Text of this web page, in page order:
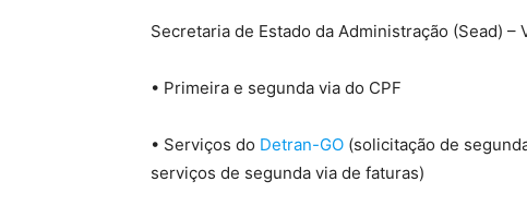
Secretaria de Estado da Administração (Sead) –
• Primeira e segunda via do CPF
• Serviços do Detran-GO (solicitação de
serviços de segunda via de faturas)